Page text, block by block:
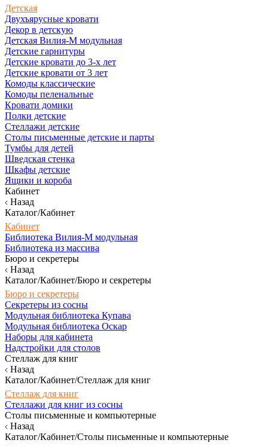
Детская
Двухъярусные кровати
Декор в детскую
Детская Вилия-М модульная
Детские гарнитуры
Детские кровати до 3-х лет
Детские кровати от 3 лет
Комоды классические
Комоды пеленальные
Кровати домики
Полки детские
Стеллажи детские
Столы письменные детские и парты
Тумбы для детей
Шведская стенка
Шкафы детские
Ящики и короба
Кабинет
Назад
Каталог/Кабинет
Кабинет
Библиотека Вилия-М модульная
Библиотека из массива
Бюро и секретеры
Назад
Каталог/Кабинет/Бюро и секретеры
Бюро и секретеры
Секретеры из сосны
Модульная библиотека Купава
Модульная библиотека Оскар
Наборы для кабинета
Надстройки для столов
Стеллаж для книг
Назад
Каталог/Кабинет/Стеллаж для книг
Стеллаж для книг
Стеллажи для книг из сосны
Столы письменные и компьютерные
Назад
Каталог/Кабинет/Столы письменные и компьютерные